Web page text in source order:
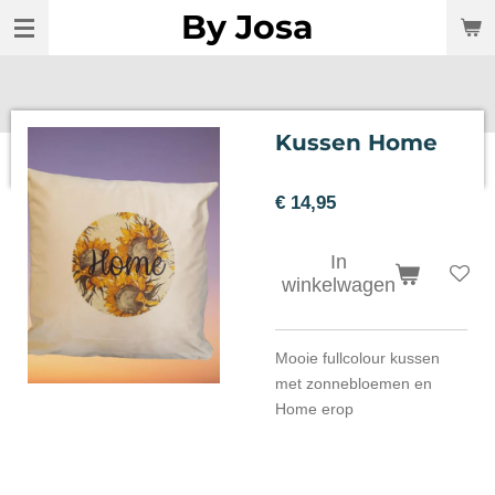
Ga
hoofdinhoud
By Josa
Kussen Home
€ 14,95
In
winkelwagen
Mooie fullcolour kussen
met zonnebloemen en
Home erop